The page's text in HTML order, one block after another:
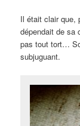
Il était clair que,
dépendait de sa
pas tout tort…
subjuguant.